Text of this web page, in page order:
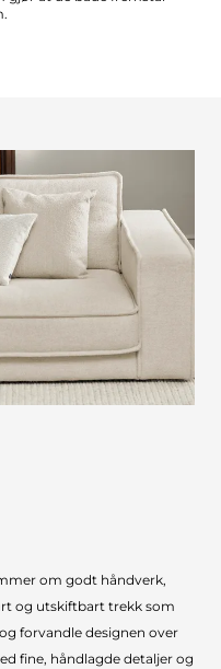
om godt håndverk,
og utskiftbart trekk som
forvandle designen over
fine, håndlagde detaljer og